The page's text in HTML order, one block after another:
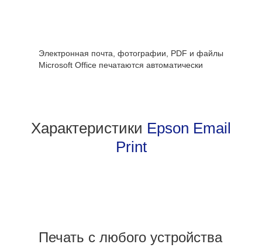
Электронная почта, фотографии, PDF и файлы
Microsoft Office печатаются автоматически
Характеристики Epson Email
Print
Печать с любого устройства